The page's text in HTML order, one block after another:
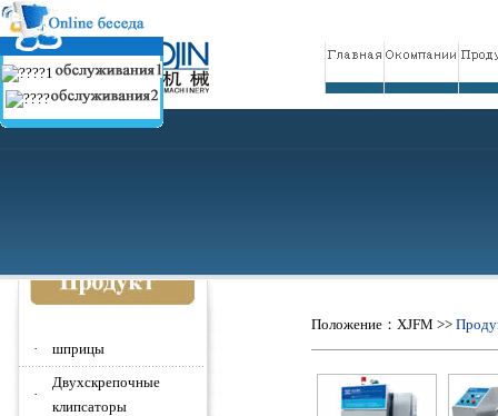
· шприцы
·
Двухскрепочные
клипсаторы
Положение： XJFM >>